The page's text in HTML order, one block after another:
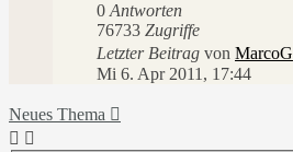
0 Antworten
76733 Zugriffe
Letzter Beitrag von MarcoG
Mi 6. Apr 2011, 17:44
Neues Thema